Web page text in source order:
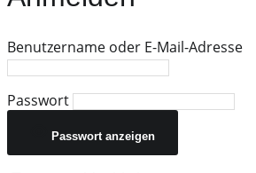
Benutzername oder E-Mail-Adresse
Passwort
Passwort anzeigen